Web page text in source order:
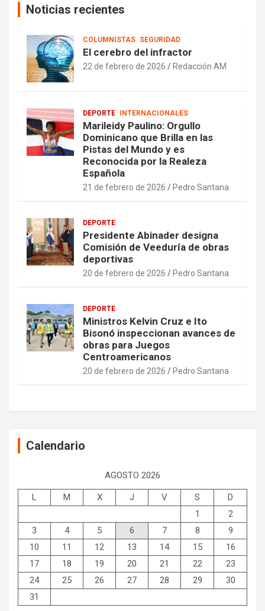
Noticias recientes
COLUMNISTAS SEGURIDAD
El cerebro del infractor
22 de febrero de 2026 Redacción AM
DEPORTE INTERNACIONALES
Marileidy Paulino: Orgullo
Dominicano que Brilla en las
Pistas del Mundo y es
Reconocida por la Realeza
Española
21 de febrero de 2026 Pedro Santana
DEPORTE
Presidente Abinader designa
Comisión de Veeduría de obras
deportivas
20 de febrero de 2026 Pedro Santana
DEPORTE
Ministros Kelvin Cruz e Ito
Bisonó inspeccionan avances de
obras para Juegos
Centroamericanos
20 de febrero de 2026 Pedro Santana
Calendario
AGOSTO 2026
L M X J V S
D
1
2
3
4 5 6 7 8
9
10
11 12 13 14 15
16
17
18 19 20 21 22
23
24
25 26 27 28 29
30
31